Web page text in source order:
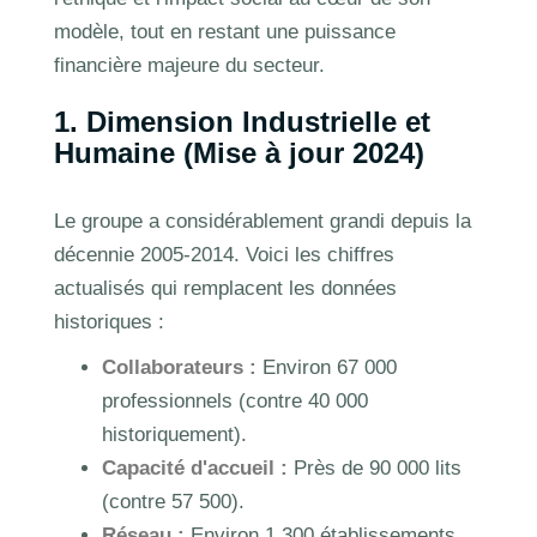
modèle, tout en restant une puissance
financière majeure du secteur.
1. Dimension Industrielle et
Humaine (Mise à jour 2024)
Le groupe a considérablement grandi depuis la
décennie 2005-2014. Voici les chiffres
actualisés qui remplacent les données
historiques :
Collaborateurs : Environ 67 000
professionnels (contre 40 000
historiquement).
Capacité d'accueil : Près de 90 000 lits
(contre 57 500).